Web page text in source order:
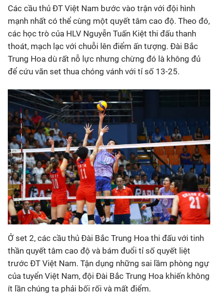
Các cầu thủ ĐT Việt Nam bước vào trận với đội hình
mạnh nhất có thể cùng một quyết tâm cao độ. Theo đó,
các học trò của HLV Nguyễn Tuấn Kiệt thi đấu thanh
thoát, mạch lạc với chuỗi lên điểm ấn tượng. Đài Bắc
Trung Hoa dù rất nỗ lực nhưng chừng đó là không đủ
để cứu vãn set thua chóng vánh với tỉ số 13-25.
Ở set 2, các cầu thủ Đài Bắc Trung Hoa thi đấu với tinh
thần quyết tâm cao độ và bám đuổi tỉ số quyết liệt
trước ĐT Việt Nam. Tận dụng những sai lầm phòng ngự
của tuyển Việt Nam, đội Đài Bắc Trung Hoa khiến không
ít lần chúng ta phải bối rối và mất điểm.